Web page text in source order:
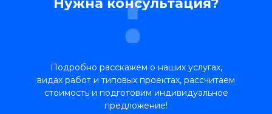
Подробно расскажем о наших услугах,
видах работ и типовых проектах, рассчитаем
стоимость и подготовим индивидуальное
предложение!